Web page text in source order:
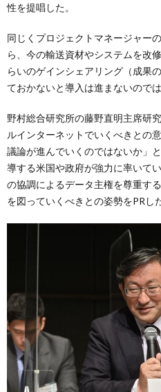
性を提唱した。
同じくプロジェクトマネージャー
ら、今の輸送資材やシステムを改
らいのゲインシェアリング（成果
ておかないと導入は進まないので
野村総合研究所の藤野直明主席研
ルインターネットでいくべきとの
議論が進んでいくのではないか」
導する米国や政府が強力に率いて
の協調によるデータ主権を尊重す
を図っていくべきとの姿勢をPRした